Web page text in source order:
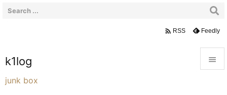
k1log
junk box

 RSS Feedly